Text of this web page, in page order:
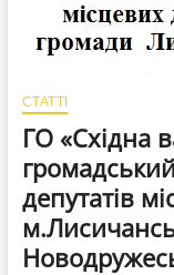
СТАТТІ
ГО «Східна
депутатів